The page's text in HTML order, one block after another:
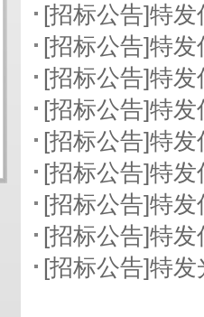
[招标公告]特
[招标公告]特
[招标公告]特
[招标公告]特
[招标公告]特
[招标公告]特
[招标公告]特
[招标公告]特
[招标公告]特